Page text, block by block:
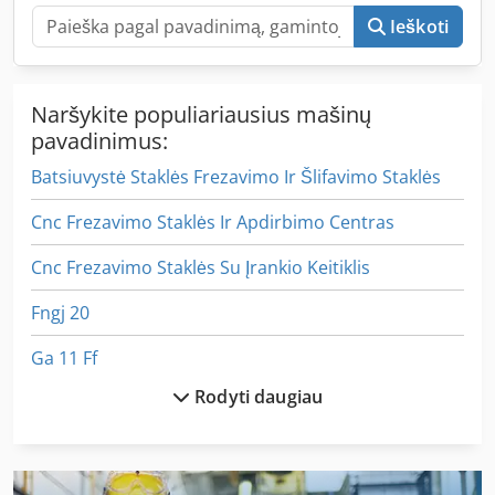
Ieškoti
Naršykite populiariausius mašinų
pavadinimus:
Batsiuvystė Staklės Frezavimo Ir Šlifavimo Staklės
Cnc Frezavimo Staklės Ir Apdirbimo Centras
Cnc Frezavimo Staklės Su Įrankio Keitiklis
Fngj 20
Ga 11 Ff
Rodyti daugiau